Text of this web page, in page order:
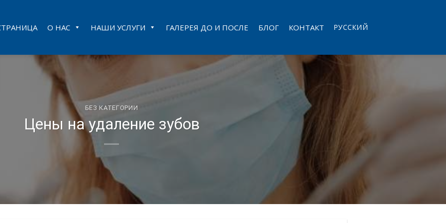
О НАС НАШИ УСЛУГИ ГАЛЕРЕЯ ДО И ПОСЛЕ БЛОГ КОНТАКТ РУССКИЙ
БЕЗ КАТЕГОРИИ
Цены на удаление зубов